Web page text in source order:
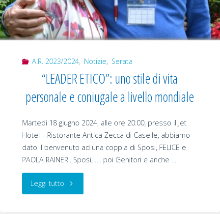
A.R. 2023/2024, Notizie, Serata
“LEADER ETICO”: uno stile di vita
personale e coniugale a livello mondiale
Martedì 18 giugno 2024, alle ore 20:00, presso il Jet
Hotel – Ristorante Antica Zecca di Caselle, abbiamo
dato il benvenuto ad una coppia di Sposi, FELICE e
PAOLA RAINERI. Sposi, …. poi Genitori e anche …
Leggi tutto "“LEADER